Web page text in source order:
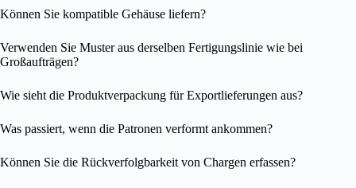
Können Sie kompatible Gehäuse liefern?
Verwenden Sie Muster aus derselben Fertigungslinie wie bei
Großaufträgen?
Wie sieht die Produktverpackung für Exportlieferungen aus?
Was passiert, wenn die Patronen verformt ankommen?
Können Sie die Rückverfolgbarkeit von Chargen erfassen?